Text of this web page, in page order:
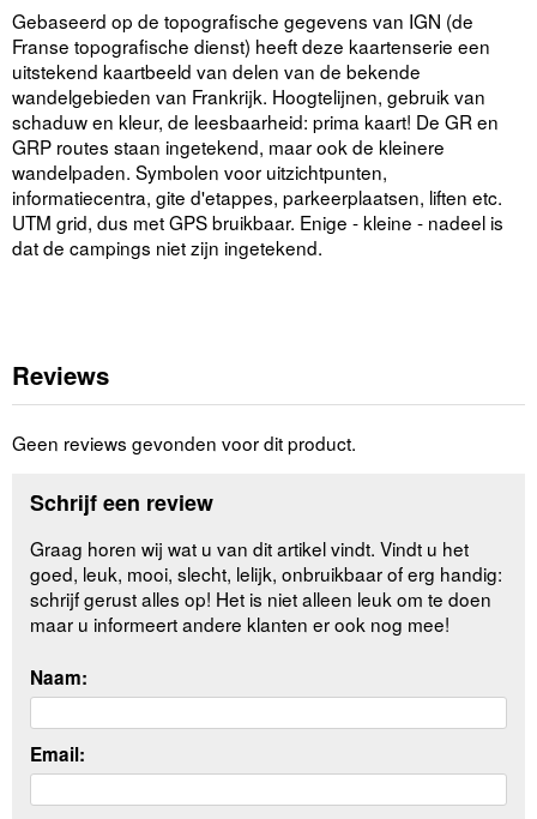
Gebaseerd op de topografische gegevens van IGN (de
Franse topografische dienst) heeft deze kaartenserie een
uitstekend kaartbeeld van delen van de bekende
wandelgebieden van Frankrijk. Hoogtelijnen, gebruik van
schaduw en kleur, de leesbaarheid: prima kaart! De GR en
GRP routes staan ingetekend, maar ook de kleinere
wandelpaden. Symbolen voor uitzichtpunten,
informatiecentra, gite d'etappes, parkeerplaatsen, liften etc.
UTM grid, dus met GPS bruikbaar. Enige - kleine - nadeel is
dat de campings niet zijn ingetekend.
Reviews
Geen reviews gevonden voor dit product.
Schrijf een review
Graag horen wij wat u van dit artikel vindt. Vindt u het
goed, leuk, mooi, slecht, lelijk, onbruikbaar of erg handig:
schrijf gerust alles op! Het is niet alleen leuk om te doen
maar u informeert andere klanten er ook nog mee!
Naam:
Email: